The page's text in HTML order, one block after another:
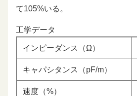
て105%いる。
工学データ
インピーダンス（Ω）
キャパシタンス（pF/m）
速度（%）